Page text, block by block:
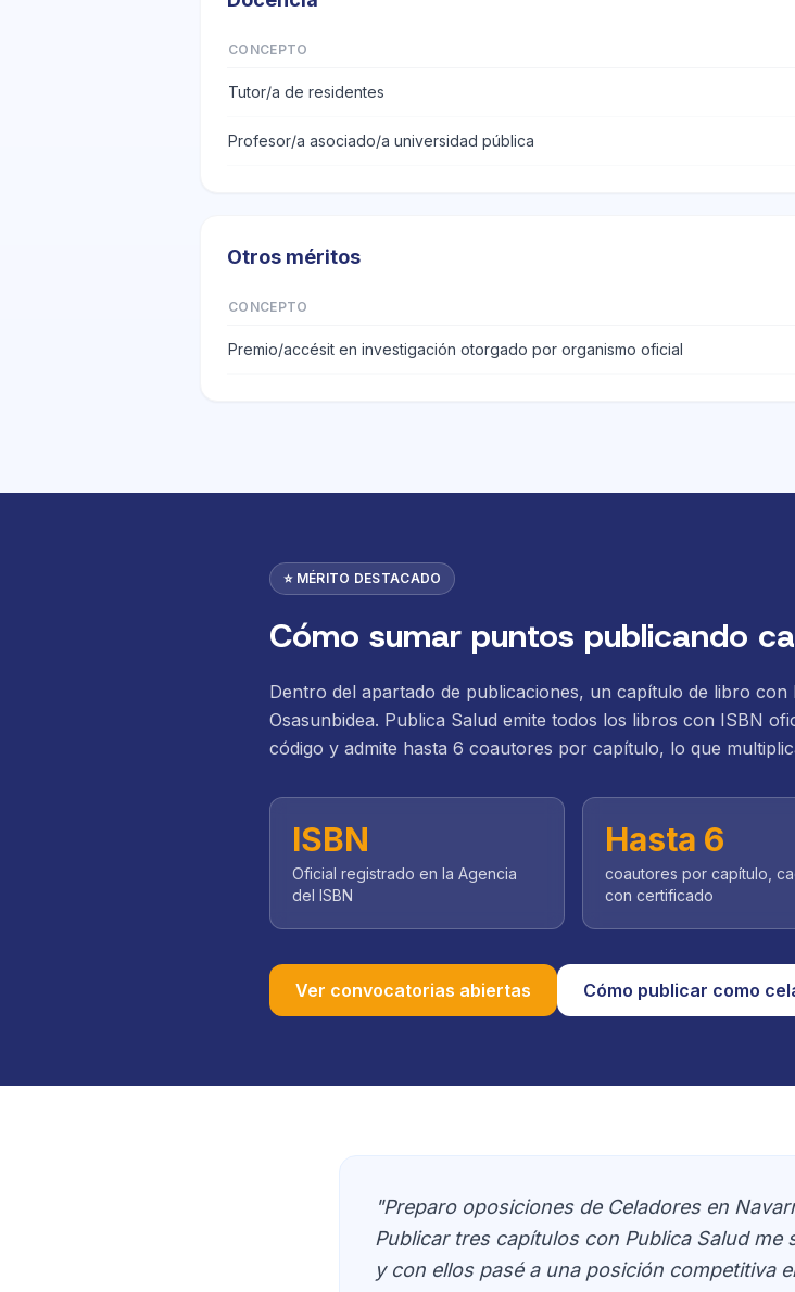
CONCEPTO
Tutor/a de residentes
Profesor/a asociado/a universidad pública
Otros méritos
CONCEPTO
Premio/accésit en investigación otorgado por organismo oficial
⭐ MÉRITO DESTACADO
Cómo sumar puntos publicando
Dentro del apartado de publicaciones, un capítulo de libro
Osasunbidea. Publica Salud emite todos los libros con ISBN
código y admite hasta 6 coautores por capítulo, lo que
ISBN
Oficial registrado en la Agencia
del ISBN
Hasta 6
coautores por capítulo,
con certificado
Ver convocatorias abiertas Cómo publicar como
"Preparo oposiciones de Celadores en
Publicar tres capítulos con Publica Salud
y con ellos pasé a una posición competitiva